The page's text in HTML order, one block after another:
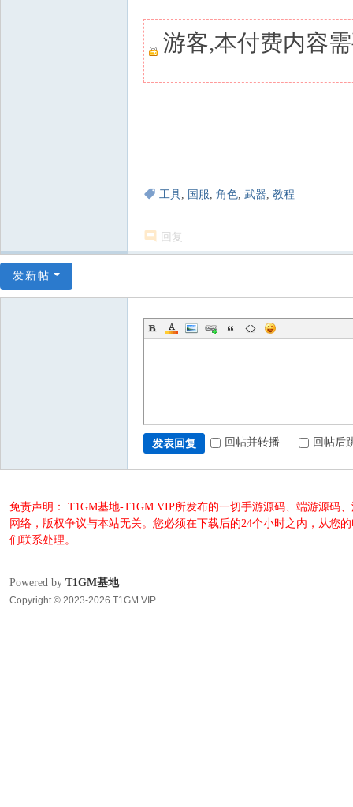
游客,本付费内容
工具, 国服, 角色, 武器, 教程
回复
发新帖
发表回复 回帖并转播 回帖后
免责声明： T1GM基地-T1GM.VIP所发布的一切手游源码、端游源码
网络，版权争议与本站无关。您必须在下载后的24个小时之内，从您
们联系处理。
Powered by T1GM基地
Copyright © 2023-2026 T1GM.VIP